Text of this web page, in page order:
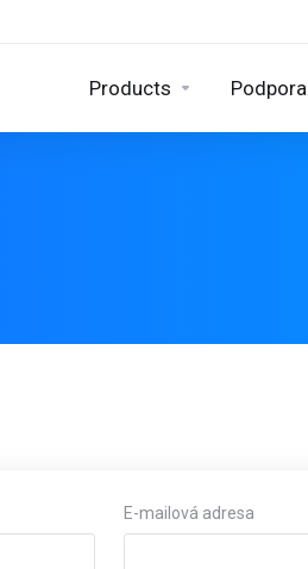
Products Podpora
E-mailová adresa